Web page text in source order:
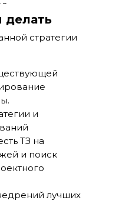
т.р.
на
экономить, но
делать
стратегии
и
ТЗ на
и поиск
лучших